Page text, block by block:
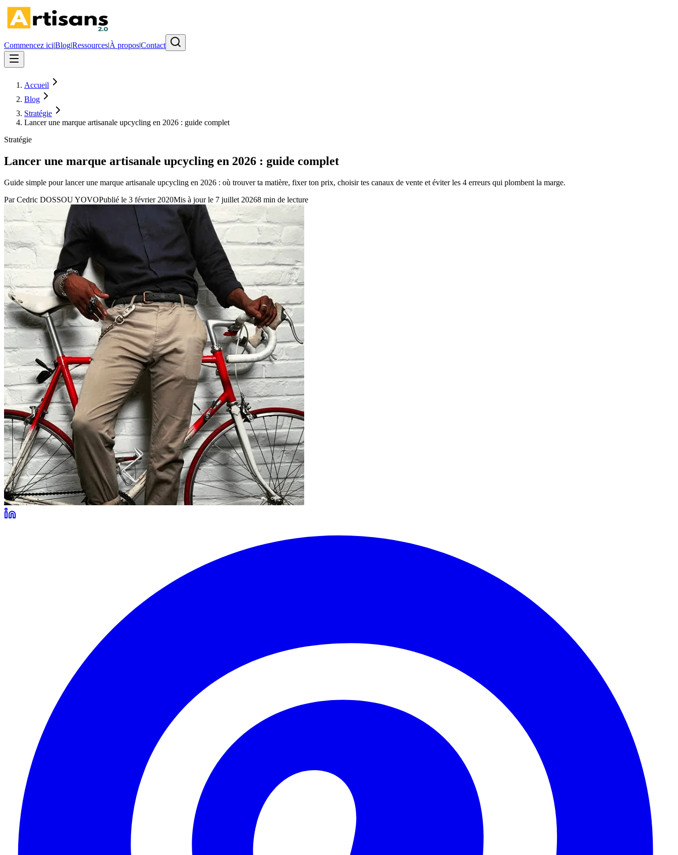
Commencez ici|Blog|Ressources|À propos|Contact
Accueil
Blog
Stratégie
Lancer une marque artisanale upcycling en 2026 : guide complet
Stratégie
Lancer une marque artisanale upcycling en 2026 : guide complet
Guide simple pour lancer une marque artisanale upcycling en 2026 : où trouver ta matière, fixer ton prix, choisir tes canaux de vente et éviter les 4 erreurs qui plombent la marge.
ParCedric DOSSOU YOVOPublié le 3 février 2020Mis à jour le 7 juillet 20268 min de lecture